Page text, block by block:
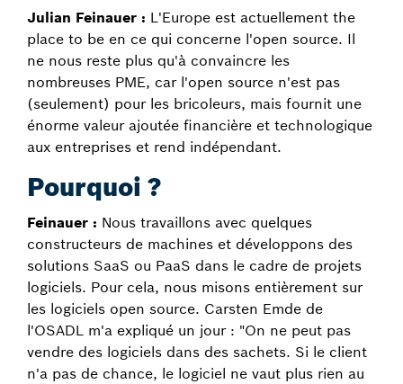
Julian Feinauer : L'Europe est actuellement the
place to be en ce qui concerne l'open source. Il
ne nous reste plus qu'à convaincre les
nombreuses PME, car l'open source n'est pas
(seulement) pour les bricoleurs, mais fournit une
énorme valeur ajoutée financière et technologique
aux entreprises et rend indépendant.
Pourquoi ?
Feinauer : Nous travaillons avec quelques
constructeurs de machines et développons des
solutions SaaS ou PaaS dans le cadre de projets
logiciels. Pour cela, nous misons entièrement sur
les logiciels open source. Carsten Emde de
l'OSADL m'a expliqué un jour : "On ne peut pas
vendre des logiciels dans des sachets. Si le client
n'a pas de chance, le logiciel ne vaut plus rien au